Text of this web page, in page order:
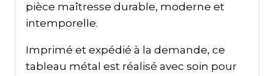
pièce maîtresse durable, moderne et
intemporelle.
Imprimé et expédié à la demande, ce
tableau métal est réalisé avec soin pour